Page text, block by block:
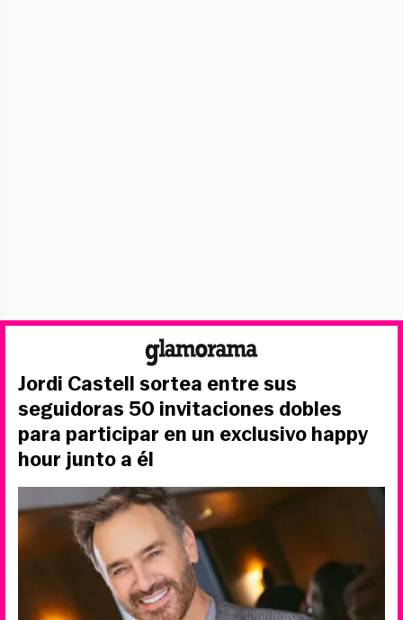
Jordi Castell sortea entre sus
seguidoras 50 invitaciones dobles
para participar en un exclusivo happy
hour junto a él